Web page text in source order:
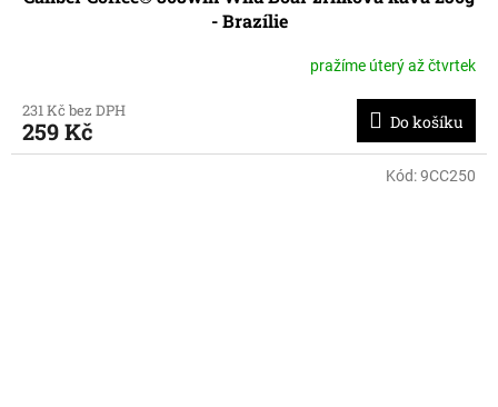
- Brazílie
pražíme úterý až čtvrtek
231 Kč bez DPH
259 Kč Do košíku
Kód:9CC250